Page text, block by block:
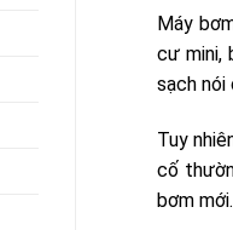
Máy
cư mini,
sạch nói
Tuy
cố
bơm mới.